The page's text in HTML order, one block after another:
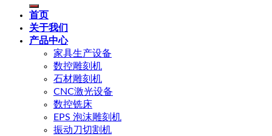
首页
关于我们
产品中心
家具生产设备
数控雕刻机
石材雕刻机
CNC激光设备
数控铣床
EPS 泡沫雕刻机
振动刀切割机